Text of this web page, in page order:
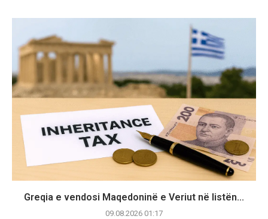
Greqia e vendosi Maqedoninë e Veriut në listën...
09.08.2026 01:17